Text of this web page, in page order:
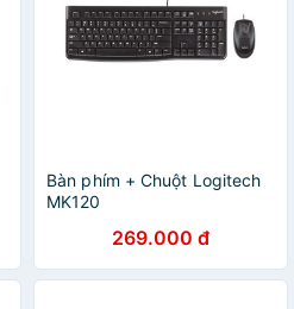
Bàn phím + Chuột Logitech
MK120
269.000 đ